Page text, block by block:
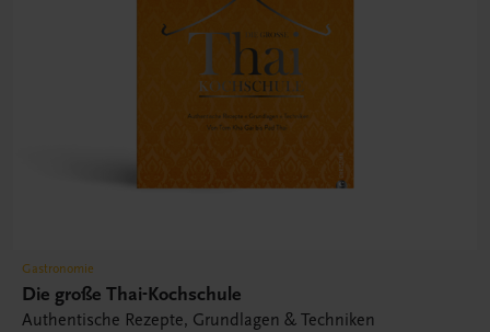
Gastronomie
Die große Thai-Kochschule
Authentische Rezepte, Grundlagen & Techniken